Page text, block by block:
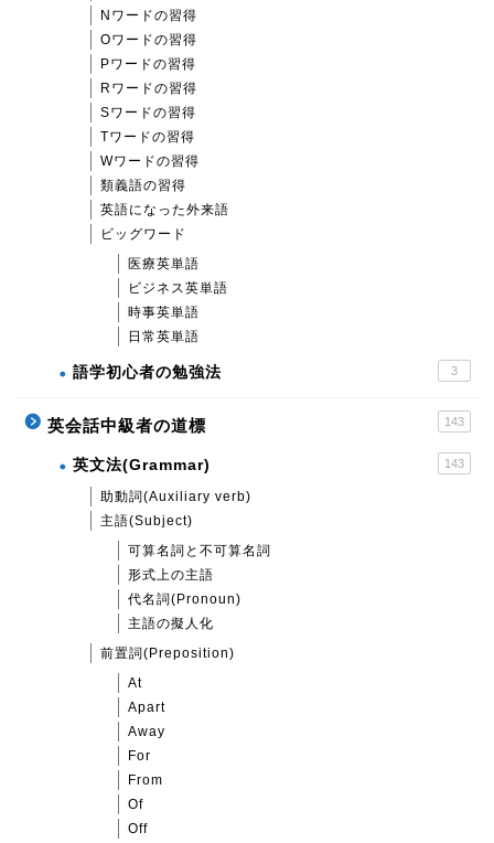
Nワードの習得
Oワードの習得
Pワードの習得
Rワードの習得
Sワードの習得
Tワードの習得
Wワードの習得
類義語の習得
英語になった外来語
ビッグワード
医療英単語
ビジネス英単語
時事英単語
日常英単語
語学初心者の勉強法 3
英会話中級者の道標 143
英文法(Grammar) 143
助動詞(Auxiliary verb)
主語(Subject)
可算名詞と不可算名詞
形式上の主語
代名詞(Pronoun)
主語の擬人化
前置詞(Preposition)
At
Apart
Away
For
From
Of
Off